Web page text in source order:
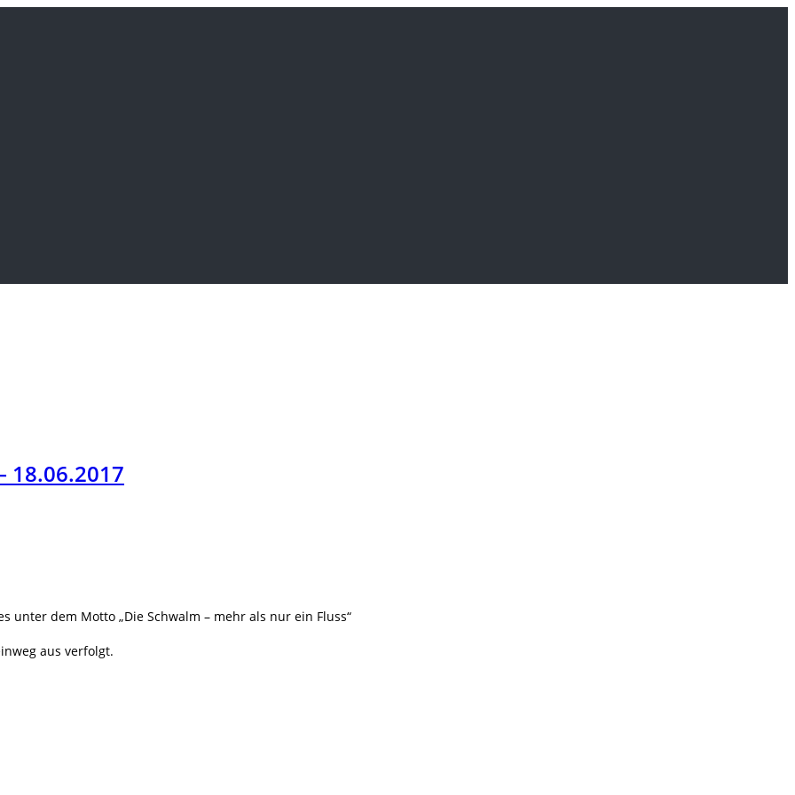
18.06.2017
dem Motto „Die Schwalm – mehr als nur ein Fluss“
aus verfolgt.